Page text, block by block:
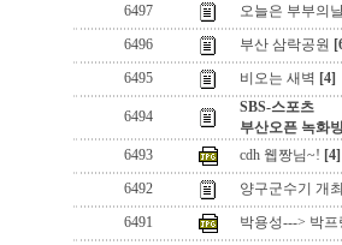
6497
오늘은 부부의
6496
부산 삼락공원
6495
비오는 새벽 [4]
6494
SBS-스포츠
부산오픈 녹화
6493
cdh 웹짱님~! [4]
6492
양구군수기 개
6491
박용성---> 박프